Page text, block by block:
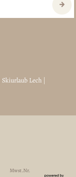
Skiurlaub Lech|
Mwst.Nr.